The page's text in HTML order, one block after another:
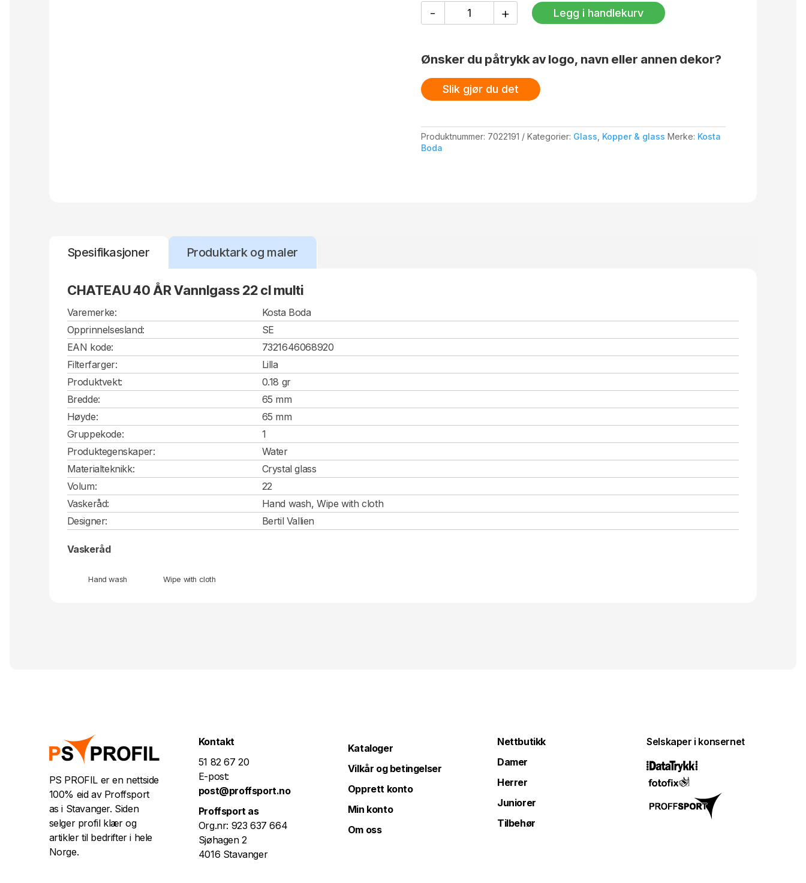
-
40
cl
antall
+ Legg i handlekurv
Ønsker du påtrykk av logo, navn eller annen dekor?
Slik gjør du det
Produktnummer: 7022191 Kategorier: Glass Kopper & glass Merke: Kosta
Boda
Spesifikasjoner Produktark og maler
CHATEAU 40 ÅR Vannlgass 22 cl multi
Varemerke:
Kosta Boda
Opprinnelsesland:
SE
EAN kode:
7321646068920
Filterfarger:
Lilla
Produktvekt:
0.18 gr
Bredde:
65 mm
Høyde:
65 mm
Gruppekode:
1
Produktegenskaper:
Water
Materialteknikk:
Crystal glass
Volum:
22
Vaskeråd:
Hand wash, Wipe with cloth
Designer:
Bertil Vallien
Vaskeråd
Hand wash Wipe with cloth
PS PROFIL er en nettside
100% eid av Proffsport
as i Stavanger. Siden
selger profil klær og
artikler til bedrifter i hele
Norge.
Kontakt
51 82 67 20
E-post:
post@proffsport.no
Proffsport as
Org.nr: 923 637 664
Sjøhagen 2
4016 Stavanger
Kataloger
Vilkår og betingelser
Opprett konto
Min konto
Om oss
Nettbutikk
Damer
Herrer
Juniorer
Tilbehør
Selskaper i konsernet